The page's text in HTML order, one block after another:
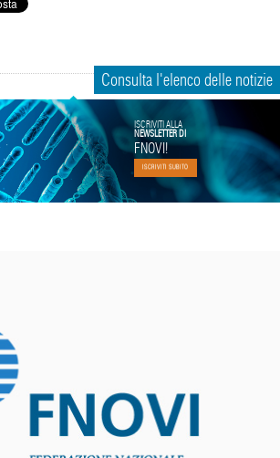
Consulta l'elenco delle notizie
FNOVI!
ISCRIVITI SUBITO
ISCRIVITI ALLA
NEWSLETTER DI